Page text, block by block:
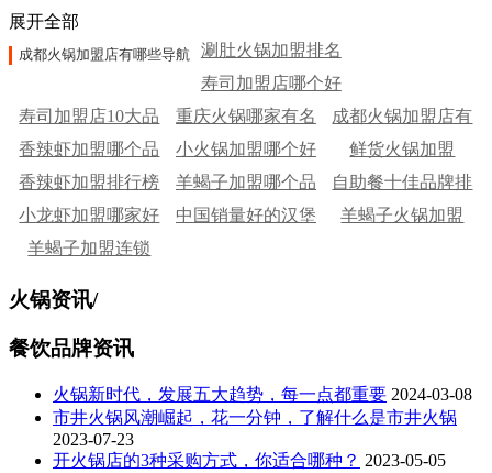
展开全部
成都火锅加盟店有哪些导航
涮肚火锅加盟排名
寿司加盟店哪个好
寿司加盟店10大品
牌
重庆火锅哪家有名
成都火锅加盟店有
哪些
香辣虾加盟哪个品
牌好
小火锅加盟哪个好
鲜货火锅加盟
香辣虾加盟排行榜
羊蝎子加盟哪个品
牌好
自助餐十佳品牌排
行榜
小龙虾加盟哪家好
中国销量好的汉堡
羊蝎子火锅加盟
羊蝎子加盟连锁
火锅资讯/
餐饮品牌资讯
火锅新时代，发展五大趋势，每一点都重要 2024-03-08
市井火锅风潮崛起，花一分钟，了解什么是市井火锅
2023-07-23
开火锅店的3种采购方式，你适合哪种？ 2023-05-05